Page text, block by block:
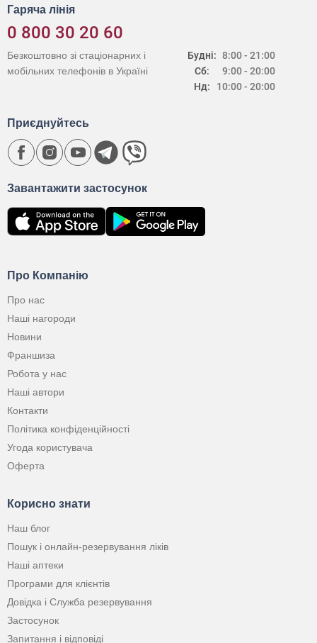
Гаряча лінія
0 800 30 20 60
Будні:
Сб:
Нд:
8:00 - 21:00
9:00 - 20:00
10:00 - 20:00
Безкоштовно зі стаціонарних і
мобільних телефонів в Україні
Про Компанію
Про нас
Наші нагороди
Новини
Франшиза
Робота у нас
Наші автори
Контакти
Політика конфіденційності
Угода користувача
Оферта
Корисно знати
Наш блог
Пошук і онлайн-резервування ліків
Наші аптеки
Програми для клієнтів
Довідка і Служба резервування
Застосунок
Запитання і відповіді
Завантажити застосунок
Приєднуйтесь